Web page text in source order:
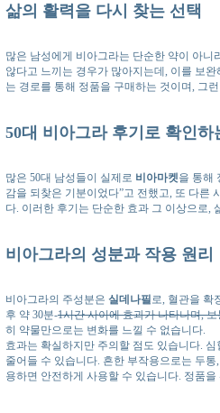
삶의 활력을 다시 찾는 선택
많은 남성에게 비아그라는 단순한 약이 아니
않다고 느끼는 경우가 많아지는데, 이를 보
는 경로를 통해 정품을 구매하는 것이며, 그
50대 비아그라 후기 로 확인하
많은 50대 남성들이 실제로 비아마켓을 통해
감을 되찾은 기분이었다”고 전했고, 또 다른
다. 이러한 후기는 단순한 효과 그 이상으로,
비아그라의 성분과 작용 원리
비아그라의 주성분은 실데나필 로, 혈관을 확
후 약 30분-1시간 사이에 효과가 나타나며, 보
히 약물만으로는 변화를 느낄 수 없습니다.
효과는 확실하지만 주의할 점도 있습니다.
줄어들 수 있습니다. 흔한 부작용으로는 두
용하면 안전하게 사용할 수 있습니다. 정품